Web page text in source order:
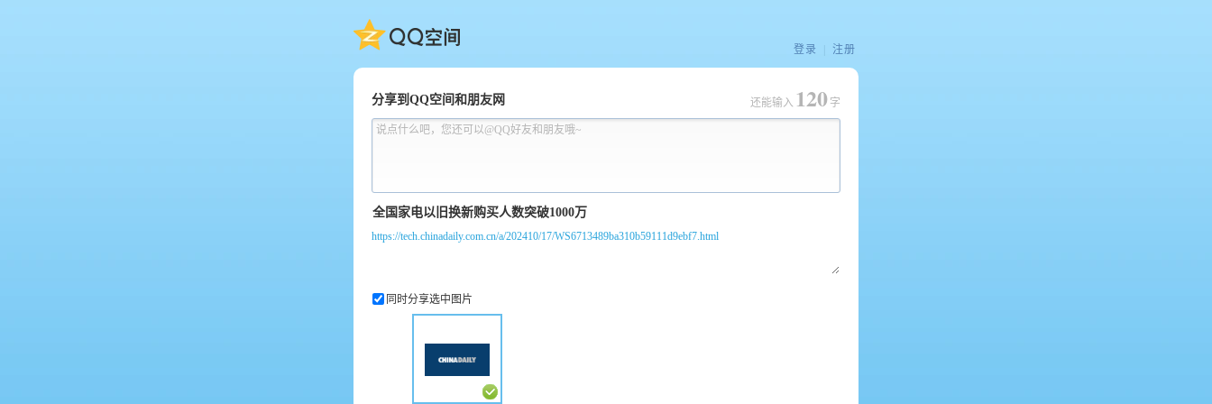
QQ空间
登录 注册
分享到QQ空间和朋友网
说点什么吧，您还可以@QQ好友和朋友哦~
还能输入 120 字
https://tech.chinadaily.com.cn/a/202410/17/WS6713489ba310b59111d9ebf7.html
同时分享选中图片